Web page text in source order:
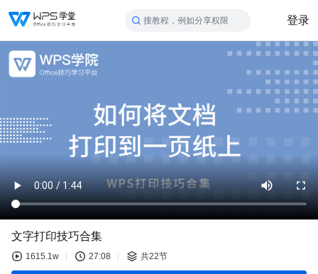
搜教程，例如分享权限 登录
文字打印技巧合集
1615.1w 27:08 共22节